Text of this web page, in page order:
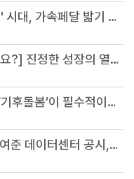
[ESG경제] [전환시선] '초거대 AI' 시대, 가속페달 밟기 전에 ‘계기판’부터 달아야 (서진석 연구위원)
[민중의소리] [녹색전환을 한다고요?] 진정한 성장의 열쇠, ‘기후투자공사’ 설립이 필요한 이유 (최기원 팀장)
[한국4-H신문] 기후재난에 맞서 ‘기후돌봄’이 필수적이다 (김병권 소장)
[ESG경제] 애플과 에퀴닉스가 보여준 데이터센터 공시, 숫자 너머의 의미 (강민영 연구원)